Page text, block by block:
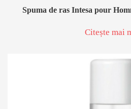
Spuma de ras Intesa pour
Citește mai